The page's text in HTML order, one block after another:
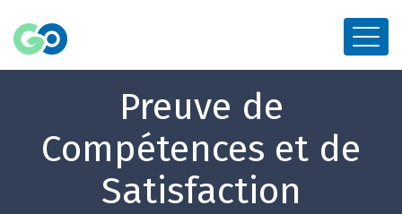
Preuve de
Compétences et de
Satisfaction